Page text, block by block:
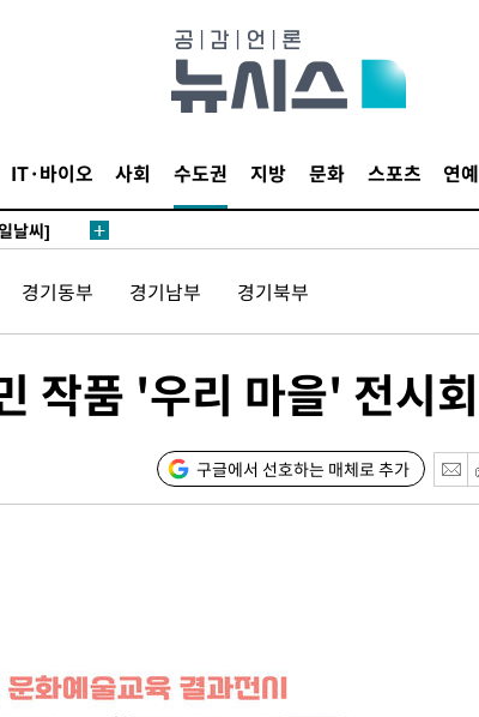
IT·바이오 사회 수도권 지방 문화 스포츠 연예
재난지역
날씨]
단
2무'
마쳐
장 기소
"
회
경기동부 경기남부 경기북부
작품 '우리 마을' 전시회
구글에서 선호하는 매체로 추가